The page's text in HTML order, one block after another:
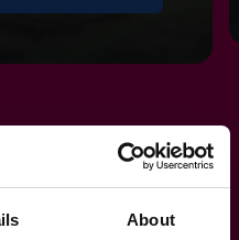
About
Fragen
– und diese